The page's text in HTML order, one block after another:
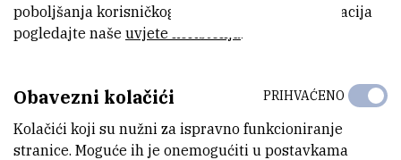
poboljšanja korisničkog iskustva. Za više informacija
pogledajte naše uvjete korištenja
Obavezni kolačići
Kolačići koji su nužni za ispravno funkcioniranje
stranice. Moguće ih je onemogućiti u postavkama
PRIHVAĆENO